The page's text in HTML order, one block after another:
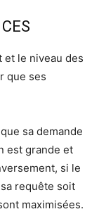
et le niveau des
que ses
sa demande
est grande et
si le
requête soit
maximisées.